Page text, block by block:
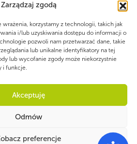
Zarządzaj zgodą
wrażenia, korzystamy z technologii, takich jak
i/lub uzyskiwania dostępu do informacji o
pozwoli nam przetwarzać dane, takie
lub unikalne identyfikatory na tej
lub wycofanie zgody może niekorzystnie
i funkcje.
Akceptuję
Odmów
preferencje